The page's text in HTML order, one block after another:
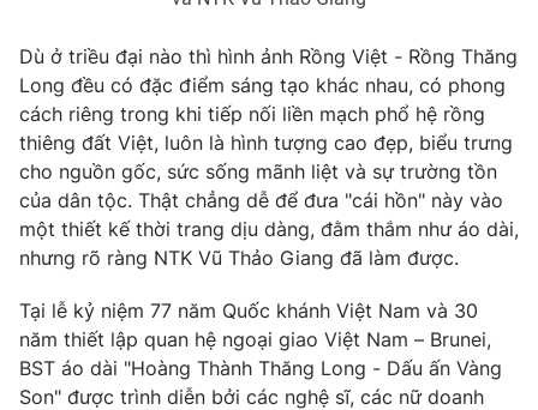
Dù ở triều đại nào thì hình ảnh Rồng Việt - Rồng Thăng
Long đều có đặc điểm sáng tạo khác nhau, có phong
cách riêng trong khi tiếp nối liền mạch phổ hệ rồng
thiêng đất Việt, luôn là hình tượng cao đẹp, biểu trưng
cho nguồn gốc, sức sống mãnh liệt và sự trường tồn
của dân tộc. Thật chẳng dễ để đưa "cái hồn" này vào
một thiết kế thời trang dịu dàng, đằm thắm như áo dài,
nhưng rõ ràng NTK Vũ Thảo Giang đã làm được.
Tại lễ kỷ niệm 77 năm Quốc khánh Việt Nam và 30
năm thiết lập quan hệ ngoại giao Việt Nam – Brunei,
BST áo dài "Hoàng Thành Thăng Long - Dấu ấn Vàng
Son" được trình diễn bởi các nghệ sĩ, các nữ doanh